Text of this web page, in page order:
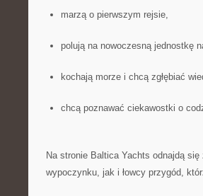
marzą o pierwszym rejsie,
polują na nowoczesną jednostkę
kochają morze i chcą zgłębiać
chcą poznawać ciekawostki o
Na stronie Baltica Yachts odnajdą
wypoczynku, jak i łowcy przygód,